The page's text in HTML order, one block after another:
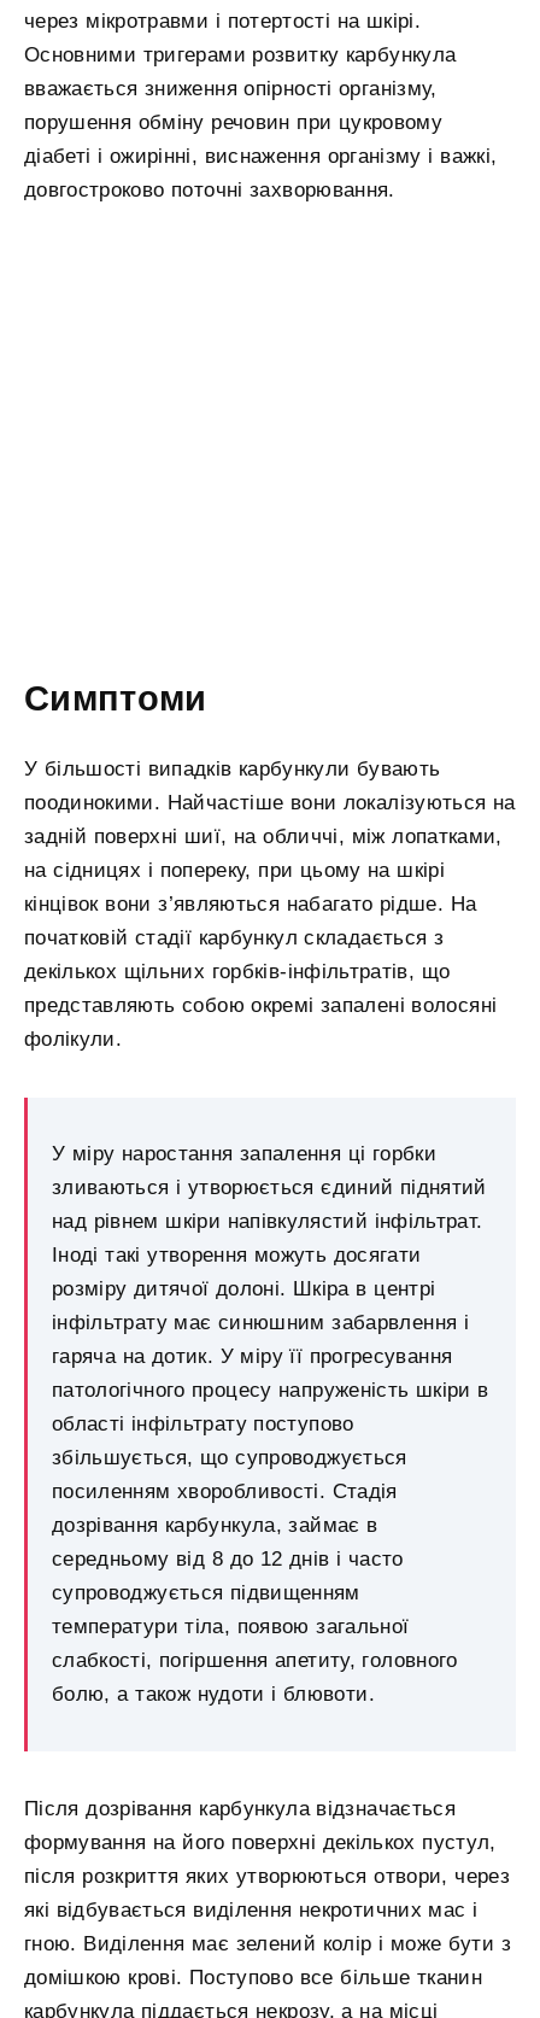
через мікротравми і потертості на шкірі.
Основними тригерами розвитку карбункула
вважається зниження опірності організму,
порушення обміну речовин при цукровому
діабеті і ожирінні, виснаження організму і важкі,
довгостроково поточні захворювання.
Симптоми
У більшості випадків карбункули бувають
поодинокими. Найчастіше вони локалізуються на
задній поверхні шиї, на обличчі, між лопатками,
на сідницях і попереку, при цьому на шкірі
кінцівок вони з’являються набагато рідше. На
початковій стадії карбункул складається з
декількох щільних горбків-інфільтратів, що
представляють собою окремі запалені волосяні
фолікули.
У міру наростання запалення ці горбки
зливаються і утворюється єдиний піднятий
над рівнем шкіри напівкулястий інфільтрат.
Іноді такі утворення можуть досягати
розміру дитячої долоні. Шкіра в центрі
інфільтрату має синюшним забарвлення і
гаряча на дотик. У міру її прогресування
патологічного процесу напруженість шкіри в
області інфільтрату поступово
збільшується, що супроводжується
посиленням хворобливості. Стадія
дозрівання карбункула, займає в
середньому від 8 до 12 днів і часто
супроводжується підвищенням
температури тіла, появою загальної
слабкості, погіршення апетиту, головного
болю, а також нудоти і блювоти.
Після дозрівання карбункула відзначається
формування на його поверхні декількох пустул,
після розкриття яких утворюються отвори, через
які відбувається виділення некротичних мас і
гною. Виділення має зелений колір і може бути з
домішкою крові. Поступово все більше тканин
карбункула піддається некрозу, а на місці